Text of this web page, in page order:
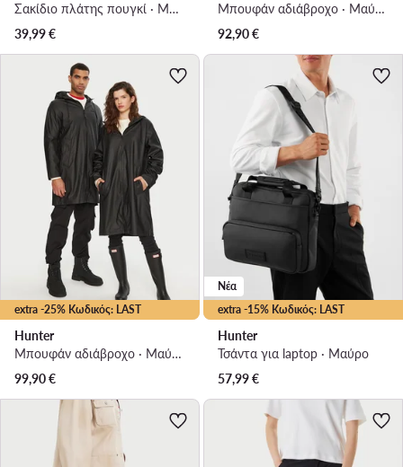
Σακίδιο πλάτης πουγκί · Μαύρο
39,99€
Μπουφάν αδιάβροχο · Μαύρο
92,90€
extra -25% Κωδικός: LAST
Hunter
Μπουφάν αδιάβροχο · Μαύρο
99,90€
extra -15% Κωδικός: LAST
Νέα
Hunter
Τσάντα για laptop · Μαύρο
57,99€